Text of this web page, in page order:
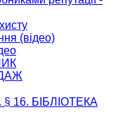
(відео)
16. БІБЛІОТЕКА